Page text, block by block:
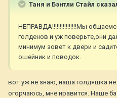
Таня и Бэнтли Стайл
НЕПРАВДА!!!!!!!!!!!!!!!!Мы
голденов и уж поверьте,они
минимум зовет к двери и
ошейник и поводок.
вот уж не знаю, наша голдяшка не
огорчаюсь, мне нравится. Наше